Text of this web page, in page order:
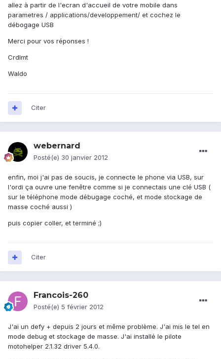
allez à partir de l'ecran d'accueil de votre mobile dans
parametres / applications/developpement/ et cochez le
débogage USB
Merci pour vos réponses !
Crdlmt
Waldo
Citer
webernard
Posté(e) 30 janvier 2012
enfin, moi j'ai pas de soucis, je connecte le phone via USB, sur
l'ordi ça ouvre une fenêtre comme si je connectais une clé USB (
sur le téléphone mode débugage coché, et mode stockage de
masse coché aussi )
puis copier coller, et terminé ;)
Citer
Francois-260
Posté(e) 5 février 2012
J'ai un defy + depuis 2 jours et même problème. J'ai mis le tel en
mode debug et stockage de masse. J'ai installé le pilote
motohelper 2.1.32 driver 5.4.0.